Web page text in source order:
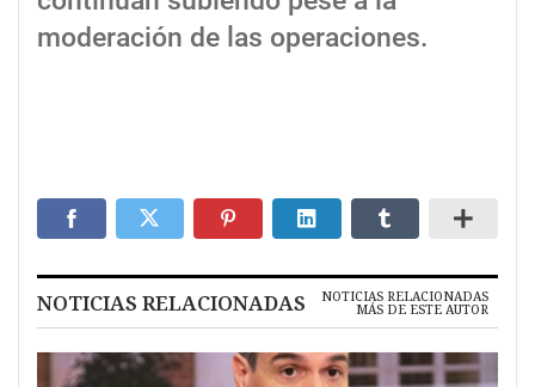
moderación de las operaciones.
NOTICIAS RELACIONADAS NOTICIAS RELACIONADAS
MÁS DE ESTE AUTOR